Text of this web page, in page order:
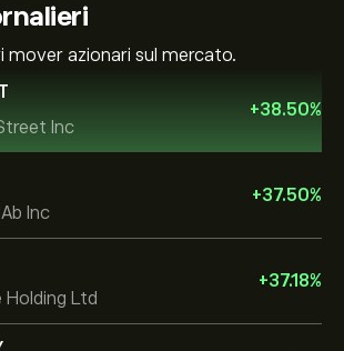
mover azionari sul mercato.
Inc
+38.50%
Inc
+37.50%
Holding Ltd
+37.18%